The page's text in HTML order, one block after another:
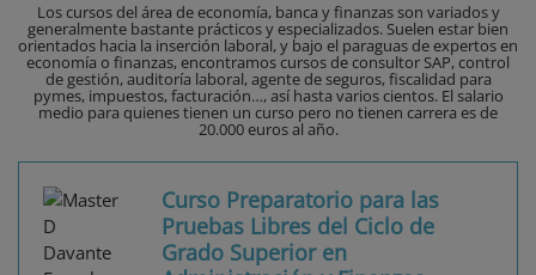
Los cursos del área de economía, banca y finanzas son variados y
generalmente bastante prácticos y especializados. Suelen estar bien
orientados hacia la inserción laboral, y bajo el paraguas de expertos en
economía o finanzas, encontramos cursos de consultor SAP, control
de gestión, auditoría laboral, agente de seguros, fiscalidad para
pymes, impuestos, facturación…, así hasta varios cientos. El salario
medio para quienes tienen un curso pero no tienen carrera es de
20.000 euros al año.
Curso Preparatorio para las
Pruebas Libres del Ciclo de
Grado Superior en